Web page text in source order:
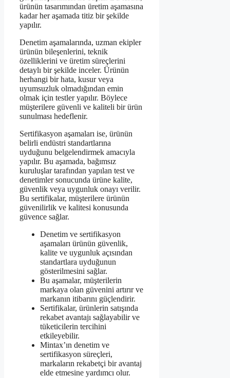
ürünün tasarımından üretim aşamasına
kadar her aşamada titiz bir şekilde
yapılır.
Denetim aşamalarında, uzman ekipler
ürünün bileşenlerini, teknik
özelliklerini ve üretim süreçlerini
detaylı bir şekilde inceler. Ürünün
herhangi bir hata, kusur veya
uyumsuzluk olmadığından emin
olmak için testler yapılır. Böylece
müşterilere güvenli ve kaliteli bir ürün
sunulması hedeflenir.
Sertifikasyon aşamaları ise, ürünün
belirli endüstri standartlarına
uyduğunu belgelendirmek amacıyla
yapılır. Bu aşamada, bağımsız
kuruluşlar tarafından yapılan test ve
denetimler sonucunda ürüne kalite,
güvenlik veya uygunluk onayı verilir.
Bu sertifikalar, müşterilere ürünün
güvenilirlik ve kalitesi konusunda
güvence sağlar.
Denetim ve sertifikasyon
aşamaları ürünün güvenlik,
kalite ve uygunluk açısından
standartlara uyduğunun
gösterilmesini sağlar.
Bu aşamalar, müşterilerin
markaya olan güvenini artırır ve
markanın itibarını güçlendirir.
Sertifikalar, ürünlerin satışında
rekabet avantajı sağlayabilir ve
tüketicilerin tercihini
etkileyebilir.
Mintax’ın denetim ve
sertifikasyon süreçleri,
markaların rekabetçi bir avantaj
elde etmesine yardımcı olur.